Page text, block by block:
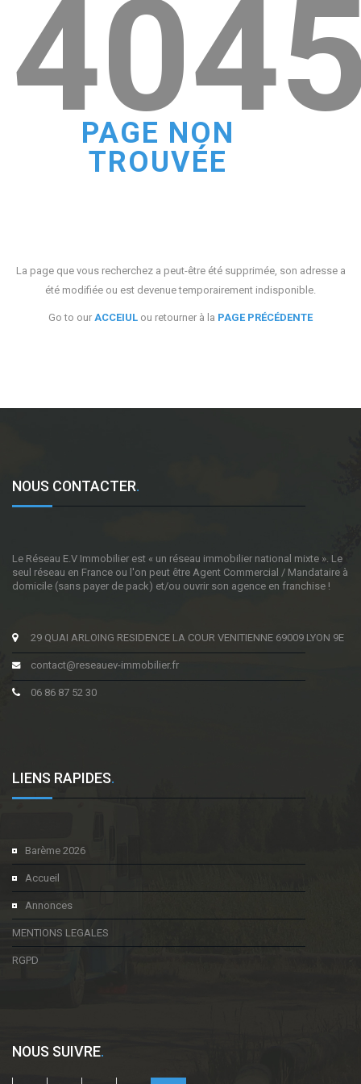
PAGE NON
TROUVÉE
La page que vous recherchez a peut-être été supprimée, son adresse a
été modifiée ou est devenue temporairement indisponible.
Go to our ACCEIUL ou retourner à la PAGE PRÉCÉDENTE
NOUS CONTACTER.
Le Réseau E.V Immobilier est « un réseau immobilier national mixte ». Le
seul réseau en France ou l'on peut être Agent Commercial / Mandataire à
domicile (sans payer de pack) et/ou ouvrir son agence en franchise !
29 QUAI ARLOING RESIDENCE LA COUR VENITIENNE 69009 LYON 9E
contact@reseauev-immobilier.fr
06 86 87 52 30
LIENS RAPIDES.
Barème 2026
Accueil
Annonces
MENTIONS LEGALES
RGPD
NOUS SUIVRE.